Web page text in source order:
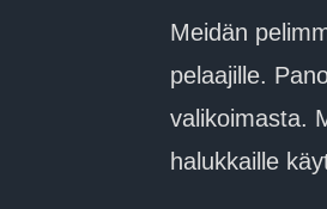
Meidän
pelaajille.
valikoimasta.
halukkaille